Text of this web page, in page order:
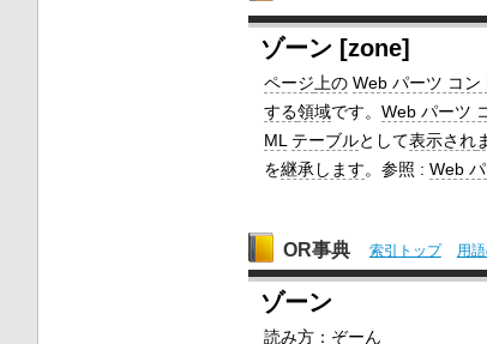
ゾーン [zone]
ページ 上の Web パーツ コン
する領域です。 Web パーツ
ML テーブルとして表示され
を継承します。参照 : Web
OR事典 索引トップ 用語
ゾーン
読み方：ぞーん